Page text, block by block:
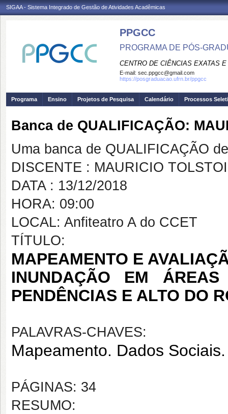
SIGAA - Sistema Integrado de Gestão de Atividades Acadêmicas
PPGCC
PROGRAMA DE PÓS-
CENTRO DE CIÊNCIAS EXATAS
E-mail: sec.ppgcc@gmail.com
https://posgraduacao.ufrn.br/ppgcc
Programa Ensino Projetos de Pesquisa Calendário Processos
Banca de QUALIFICAÇÃO:
Uma banca de QUALIFICAÇÃO
DISCENTE : MAURICIO
DATA : 13/12/2018
HORA: 09:00
LOCAL: Anfiteatro A do CCET
TÍTULO:
MAPEAMENTO E
INUNDAÇÃO EM
PENDÊNCIAS E ALTO DO
PALAVRAS-CHAVES:
Mapeamento. Dados
PÁGINAS: 34
RESUMO: